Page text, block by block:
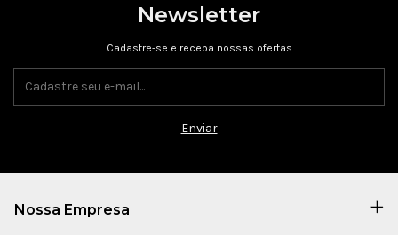
Newsletter
Cadastre-se e receba nossas ofertas
Nossa Empresa